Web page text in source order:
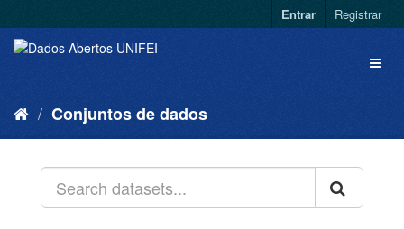
Entrar Registrar
Conjuntos de dados